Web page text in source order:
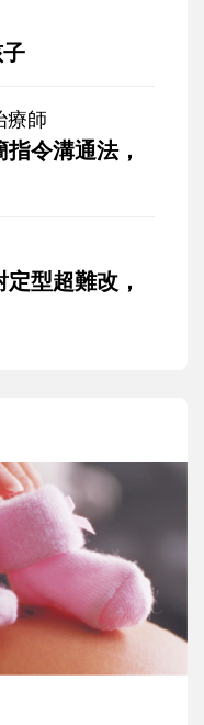
療師
令溝通法，
型超難改，